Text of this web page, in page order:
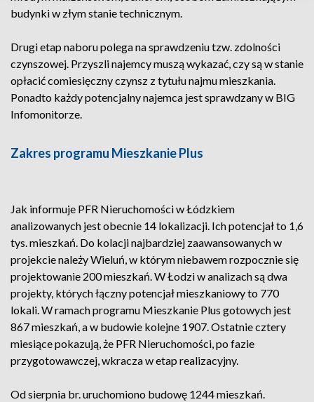
budynki w złym stanie technicznym.
Drugi etap naboru polega na sprawdzeniu tzw. zdolności
czynszowej. Przyszli najemcy muszą wykazać, czy są w stanie
opłacić comiesięczny czynsz z tytułu najmu mieszkania.
Ponadto każdy potencjalny najemca jest sprawdzany w BIG
Infomonitorze.
Zakres programu Mieszkanie Plus
Jak informuje PFR Nieruchomości w Łódzkiem
analizowanych jest obecnie 14 lokalizacji. Ich potencjał to 1,6
tys. mieszkań. Do kolacji najbardziej zaawansowanych w
projekcie należy Wieluń, w którym niebawem rozpocznie się
projektowanie 200 mieszkań. W Łodzi w analizach są dwa
projekty, których łączny potencjał mieszkaniowy to 770
lokali. W ramach programu Mieszkanie Plus gotowych jest
867 mieszkań, a w budowie kolejne 1907. Ostatnie cztery
miesiące pokazują, że PFR Nieruchomości, po fazie
przygotowawczej, wkracza w etap realizacyjny.
Od sierpnia br. uruchomiono budowę 1244 mieszkań.